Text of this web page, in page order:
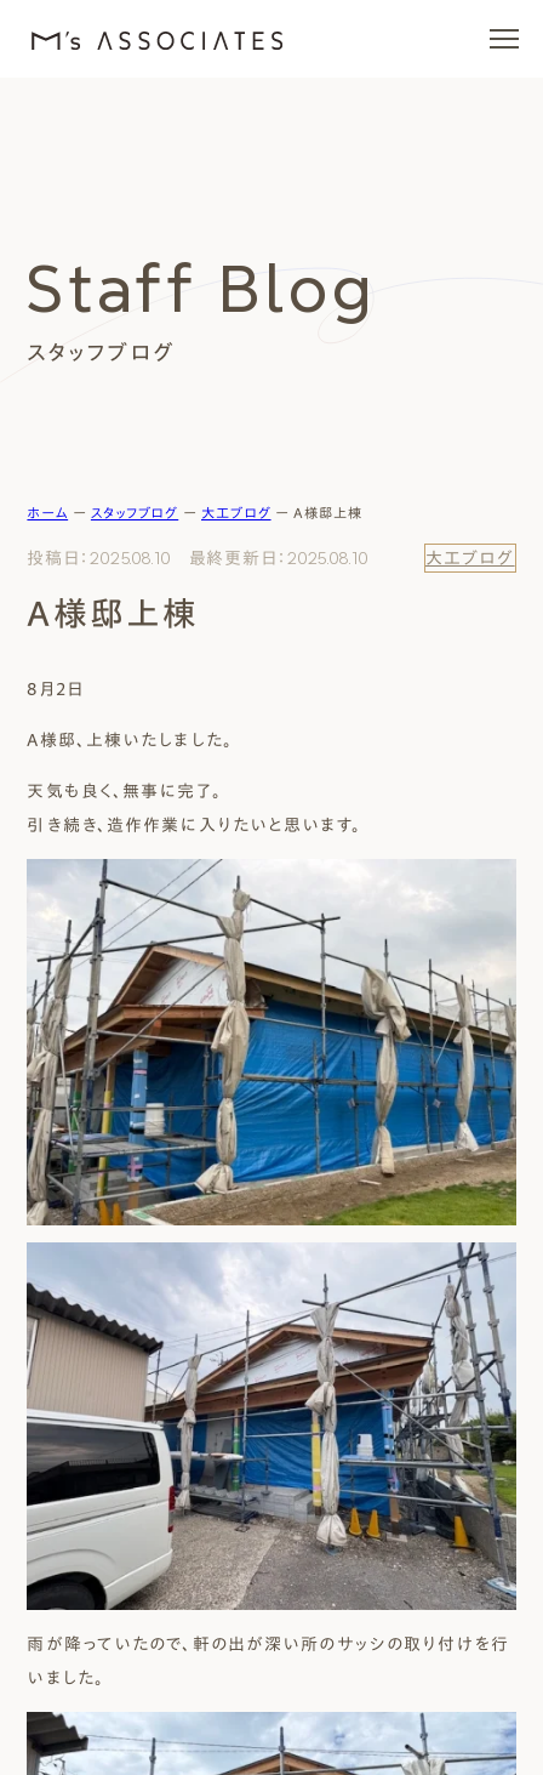
エムズを愛する人たち
施工事例
エムズのこと
まずは相談する[無料]
モデルハウスを見る
ファーストプランを試す
スタッフブログ
Staff Blog
ホーム ー スタッフブログ ー 大工ブログ ー A様邸上棟
投稿日：2025.08.10 最終更新日：2025.08.10 大工ブログ
A様邸上棟
8月2日
A様邸、上棟いたしました。
天気も良く、無事に完了。
引き続き、造作作業に入りたいと思います。
雨が降っていたので、軒の出が深い所のサッシの取り付けを行
いました。